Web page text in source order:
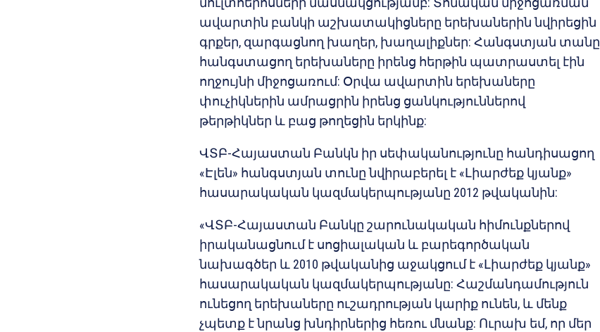
ավարտին բանկի աշխատակիցները երեխաներին նվիրեցին
գրքեր, զարգացնող խաղեր, խաղալիքներ: Հանգստյան տանը
հանգստացող երեխաները իրենց հերթին պատրաստել էին
ողջույնի միջոցառում: Օրվա ավարտին երեխաները
փուչիկներին ամրացրին իրենց ցանկություններով
թերթիկներ և բաց թողեցին երկինք:
ՎՏԲ-Հայաստան Բանկն իր սեփականությունը հանդիսացող
«Էլեն» հանգստյան տունը նվիրաբերել է «Լիարժեք կյանք»
հասարակական կազմակերպությանը 2012 թվականին:
«ՎՏԲ-Հայաստան Բանկը շարունակական հիմունքներով
իրականացնում է սոցիալական և բարեգործական
նախագծեր և 2010 թվականից աջակցում է «Լիարժեք կյանք»
հասարակական կազմակերպությանը: Հաշմանդամություն
ունեցող երեխաները ուշադրության կարիք ունեն, և մենք
չպետք է նրանց խնդիրներից հեռու մնանք: Ուրախ եմ, որ մեր